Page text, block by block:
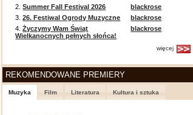
2.Summer Fall Festival 2026
blackrose
3.26. Festiwal Ogrody Muzyczne
blackrose
4.Życzymy Wam Świąt
Wielkanocnych pełnych słońca!
blackrose
więcej
REKOMENDOWANE PREMIERY
Muzyka Film Literatura Kultura i sztuka